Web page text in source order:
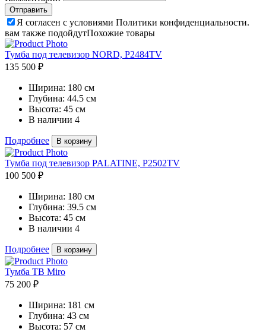
Я согласен с условиями Политики конфиденциальности.
вам также подойдутПохожие товары
Тумба под телевизор NORD, P2484TV
135 500 ₽
Ширина: 180 см
Глубина: 44.5 см
Высота: 45 см
В наличии 4
Подробнее В корзину
Тумба под телевизор PALATINE, P2502TV
100 500 ₽
Ширина: 180 см
Глубина: 39.5 см
Высота: 45 см
В наличии 4
Подробнее В корзину
Тумба ТВ Miro
75 200 ₽
Ширина: 181 см
Глубина: 43 см
Высота: 57 см